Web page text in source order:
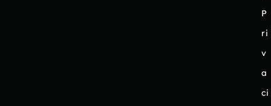
P
ri
v
a
ci